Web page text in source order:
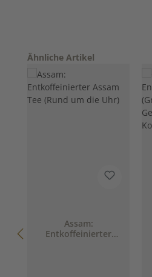
Produktgalerie überspringen
Ähnliche Artikel
Assam:
Entkoffeinierter